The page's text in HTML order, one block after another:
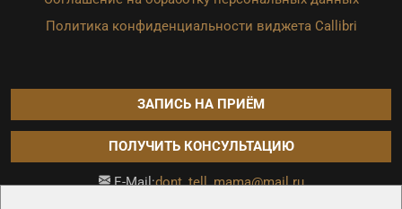
Политика конфиденциальности виджета Callibri
ЗАПИСЬ НА ПРИЁМ
ПОЛУЧИТЬ КОНСУЛЬТАЦИЮ
E-Mail:dont_tell_mama@mail.ru